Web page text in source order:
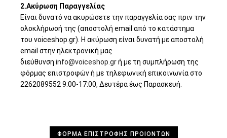
2.Ακύρωση Παραγγελίας
Είναι δυνατό να ακυρώσετε την παραγγελία σας πριν την
ολοκλήρωσή της (αποστολή email από το κατάστημα
του voiceshop.gr). Η ακύρωση είναι δυνατή με αποστολή
email στην ηλεκτρονική μας
διεύθυνση info@voiceshop.grή με τη συμπλήρωση της
φόρμας επιστροφών ή με τηλεφωνική επικοινωνία στο
2262089552 9:00-17:00, Δευτέρα έως Παρασκευή.
ΦΌΡΜΑ ΕΠΙΣΤΡΟΦΗΣ ΠΡΟΙΟΝΤΩΝ